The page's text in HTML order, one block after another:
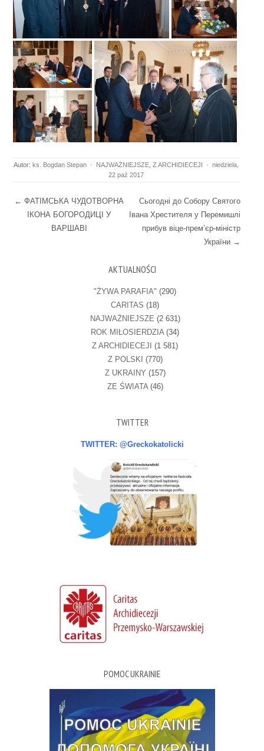
Autor: ks. Bogdan Stepan · NAJWAŻNIEJSZE Z ARCHIDIECEJI · niedziela,
22 paź 2017
Post navigation
← ФАТІМСЬКА ЧУДОТВОРНА
ІКОНА БОГОРОДИЦІ У
ВАРШАВІ
Сьогодні до Собору Святого
Івана Хрестителя у Перемишлі
прибув віце-прем’єр-міністр
України →
AKTUALNOŚCI
"ŻYWA PARAFIA" (290)
CARITAS (18)
NAJWAŻNIEJSZE (2 631)
ROK MIŁOSIERDZIA(34)
Z ARCHIDIECEJI (1 581)
Z POLSKI (770)
Z UKRAINY (157)
ZE ŚWIATA(46)
TWITTER
TWITTER: @Greckokatolicki
POMOC UKRAINIE